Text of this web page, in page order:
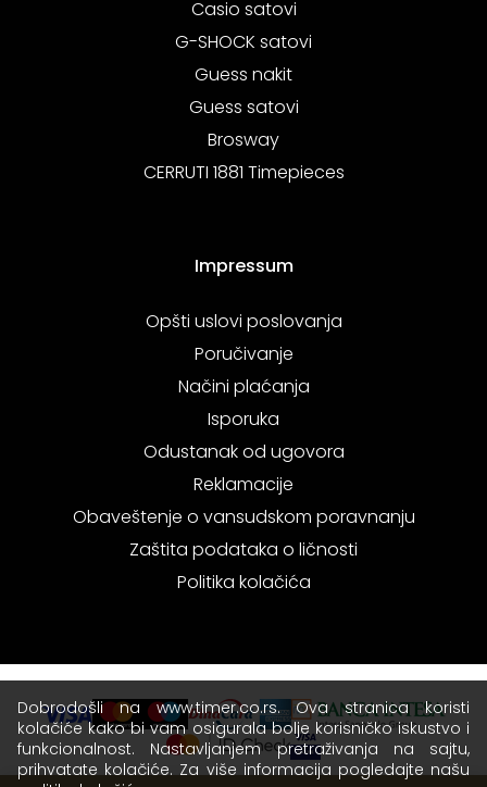
Casio satovi
G-SHOCK satovi
Guess nakit
Guess satovi
Brosway
CERRUTI 1881 Timepieces
Impressum
Opšti uslovi poslovanja
Poručivanje
Načini plaćanja
Isporuka
Odustanak od ugovora
Reklamacije
Obaveštenje o vansudskom poravnanju
Zaštita podataka o ličnosti
Politika kolačića
Dobrodošli na www.timer.co.rs. Ova stranica koristi
kolačiće kako bi vam osigurala bolje korisničko iskustvo i
funkcionalnost. Nastavljanjem pretraživanja na sajtu,
prihvatate kolačiće. Za više informacija pogledajte našu